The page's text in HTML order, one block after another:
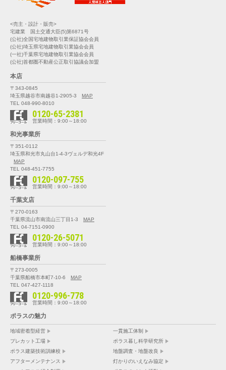
<売主・設計・販売>
宅建業 国土交通大臣(5)第6871号
(公社)全国宅地建物取引業保証協会会員
(公社)埼玉県宅地建物取引業協会会員
(一社)千葉県宅地建物取引業協会会員
(公社)首都圏不動産公正取引協議会加盟
本店
〒343-0845
埼玉県越谷市南越谷1-2905-3
MAP
TEL 048-990-8010
0120-65-2381
営業時間：9:00～18:00
和光事業所
〒351-0112
埼玉県和光市丸山台1-4-3ヴェルデ和光4F
MAP
TEL 048-451-7755
0120-097-755
営業時間：9:00～18:00
千葉支店
〒270-0163
千葉県流山市南流山三丁目1-3
MAP
TEL 04-7151-0900
0120-26-5071
営業時間：9:00～18:00
船橋事業所
〒273-0005
千葉県船橋市本町7-10-6
MAP
TEL 047-427-1118
0120-996-778
営業時間：9:00～18:00
ポラスの魅力
地域密着型経営
一貫施工体制
プレカット工場
ポラス暮し科学研究所
ポラス建築技術訓練校
地盤調査・地盤改良
アフターメンテナンス
灯かりのいえなみ協定